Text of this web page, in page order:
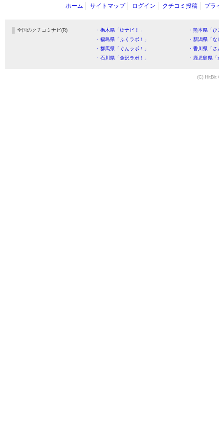
ホーム サイトマップ ログイン クチコミ投稿 プラ
全国のクチコミナビ(R) ・栃木県「栃ナビ！」
・熊本県「
・福島県「ふくラボ！」
・新潟県「
・群馬県「ぐんラボ！」
・香川県「
・石川県「金沢ラボ！」
・鹿児島県
(C) HitBit